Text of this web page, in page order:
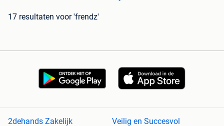
17 resultaten voor 'frendz'
2dehands Zakelijk
Veilig en Succesvol